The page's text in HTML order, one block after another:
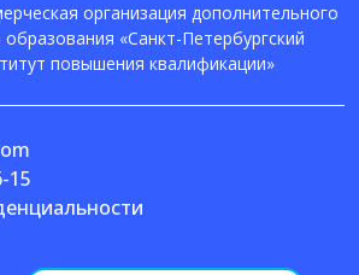
организация дополнительного
«Санкт-Петербургский
повышения квалификации»
15